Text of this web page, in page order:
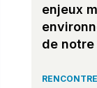
enjeux
de notre